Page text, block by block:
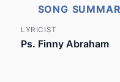
SONG
LYRICIST
Ps. Finny Abraham